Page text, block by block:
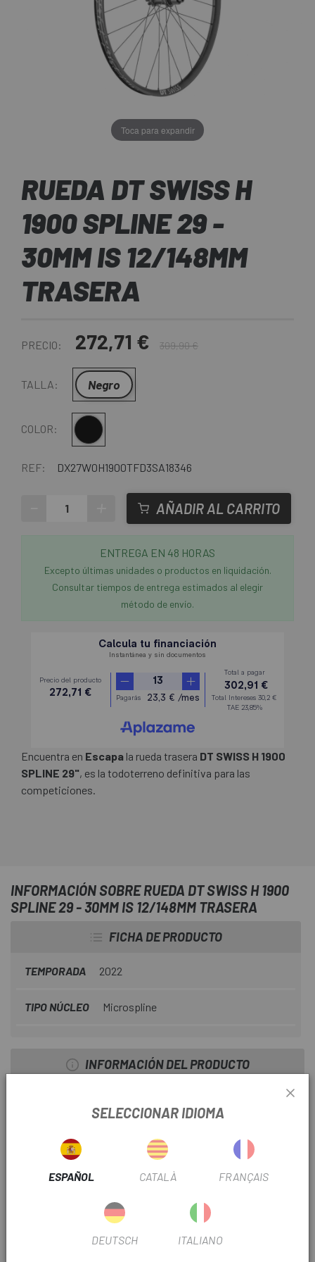
Toca para expandir
RUEDA DT SWISS H
1900 SPLINE 29 -
30MM IS 12/148MM
TRASERA
PRECIO: 272,71 € 309,90 €
TALLA: Negro
COLOR: Negro
REF: DX27W0H1900TFD3SA18346
AÑADIR AL CARRITO
ENTREGA EN 48 HORAS
Excepto últimas unidades o productos en liquidación.
Consultar tiempos de entrega estimados al elegir
método de envío.
Encuentra en Escapa la rueda trasera DT SWISS H 1900
SPLINE 29", es la todoterreno definitiva para las
competiciones.
INFORMACIÓN SOBRE RUEDA DT SWISS H 1900
SPLINE 29 - 30MM IS 12/148MM TRASERA
FICHA DE PRODUCTO
TEMPORADA 2022
TIPO NÚCLEO Microspline
INFORMACIÓN DEL PRODUCTO
MATERIAL Aluminum
INTERFAZ DE LOS NEUMÁTICOS Hooked / Crotchet
SELECCIONAR IDIOMA
ESPAÑOL CATALÀ FRANÇAIS
DEUTSCH ITALIANO